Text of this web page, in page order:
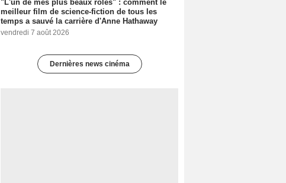
"L'un de mes plus beaux rôles" : comment le
meilleur film de science-fiction de tous les
temps a sauvé la carrière d'Anne Hathaway
vendredi 7 août 2026
Dernières news cinéma